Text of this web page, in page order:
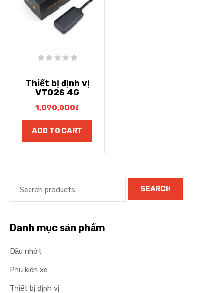
Thiết bị định vị
VT02S 4G
1,090,000₫
ADD TO CART
SEARCH
Danh mục sản phẩm
Dầu nhớt
Phụ kiện xe
Thiết bị định vị